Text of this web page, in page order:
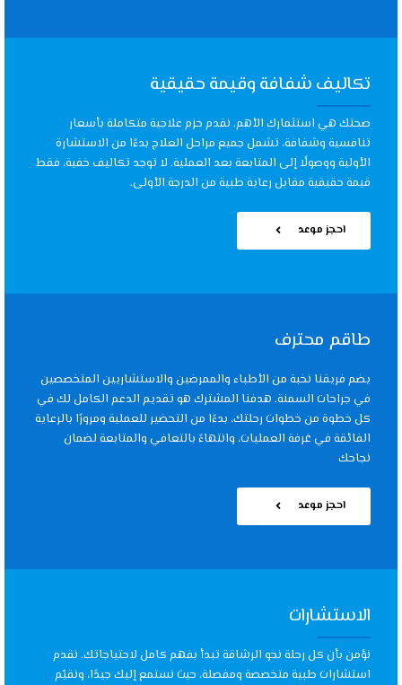
تكاليف شفافة وقيمة حقيقية
صحتك هي استثمارك الأهم. نقدم حزم علاجية متكاملة بأسعار
تنافسية وشفافة، تشمل جميع مراحل العلاج بدءًا من الاستشارة
الأولية ووصولًا إلى المتابعة بعد العملية. لا توجد تكاليف خفية، فقط
قيمة حقيقية مقابل رعاية طبية من الدرجة الأولى.
احجز موعد
طاقم محترف
يضم فريقنا نخبة من الأطباء والممرضين والاستشاريين المتخصصين
في جراحات السمنة. هدفنا المشترك هو تقديم الدعم الكامل لك في
كل خطوة من خطوات رحلتك، بدءًا من التحضير للعملية ومرورًا بالرعاية
الفائقة في غرفة العمليات، وانتهاءً بالتعافي والمتابعة لضمان
نجاحك
احجز موعد
الاستشارات
نؤمن بأن كل رحلة نحو الرشاقة تبدأ بفهم كامل لاحتياجاتك. نقدم
استشارات طبية متخصصة ومفصلة، حيث نستمع إليك جيدًا، ونقيّم